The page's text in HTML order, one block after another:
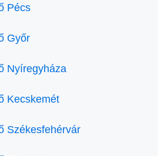
Pécs
Győr
Nyíregyháza
Kecskemét
Székesfehérvár